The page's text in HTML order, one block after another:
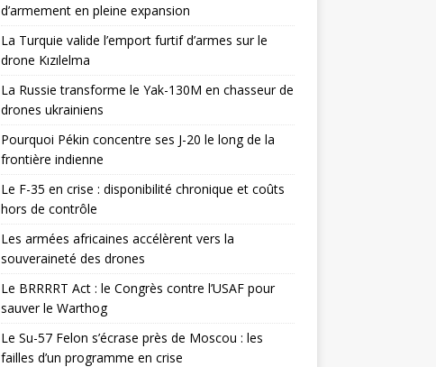
d’armement en pleine expansion
La Turquie valide l’emport furtif d’armes sur le
drone Kızılelma
La Russie transforme le Yak-130M en chasseur de
drones ukrainiens
Pourquoi Pékin concentre ses J-20 le long de la
frontière indienne
Le F-35 en crise : disponibilité chronique et coûts
hors de contrôle
Les armées africaines accélèrent vers la
souveraineté des drones
Le BRRRRT Act : le Congrès contre l’USAF pour
sauver le Warthog
Le Su-57 Felon s’écrase près de Moscou : les
failles d’un programme en crise